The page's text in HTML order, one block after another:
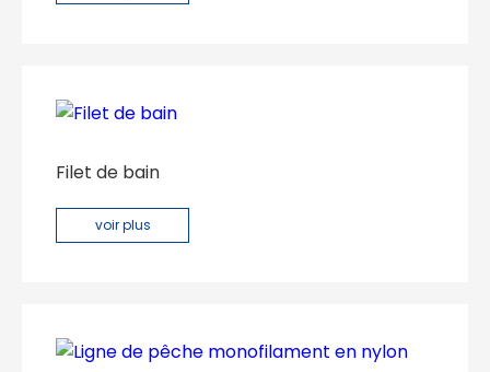
Filet de bain
voir plus